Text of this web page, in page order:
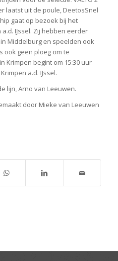
laatst uit de poule, DeetosSnel
gaat op bezoek bij het
IJssel. Zij hebben eerder
Middelburg en speelden ook
ook geen ploeg om te
Krimpen begint om 15:30 uur
a.d. IJssel.
lijn, Arno van Leeuwen.
door Mieke van Leeuwen